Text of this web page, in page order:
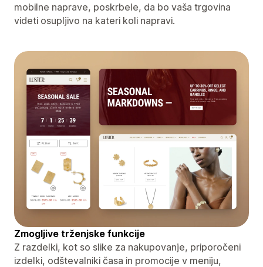
mobilne naprave, poskrbele, da bo vaša trgovina
videti osupljivo na kateri koli napravi.
Zmogljive trženjske funkcije
Z razdelki, kot so slike za nakupovanje, priporočeni
izdelki, odštevalniki časa in promocije v meniju,